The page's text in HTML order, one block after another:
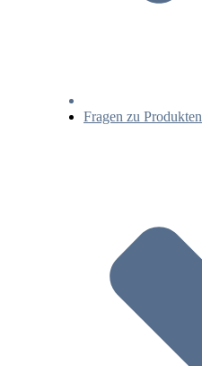
Fragen zu Produkten